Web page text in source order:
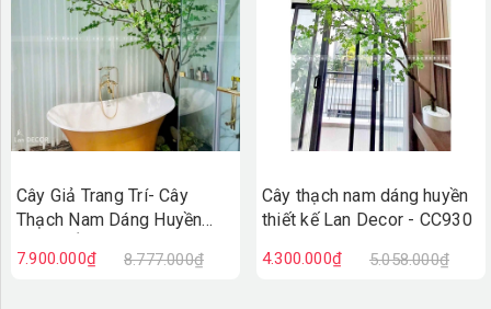
Cây Giả Trang Trí- Cây
Thạch Nam Dáng Huyền
CC1013
7.900.000₫ 8.777.000₫
Cây thạch nam dáng huyền
thiết kế Lan Decor - CC930
4.300.000₫ 5.058.000₫